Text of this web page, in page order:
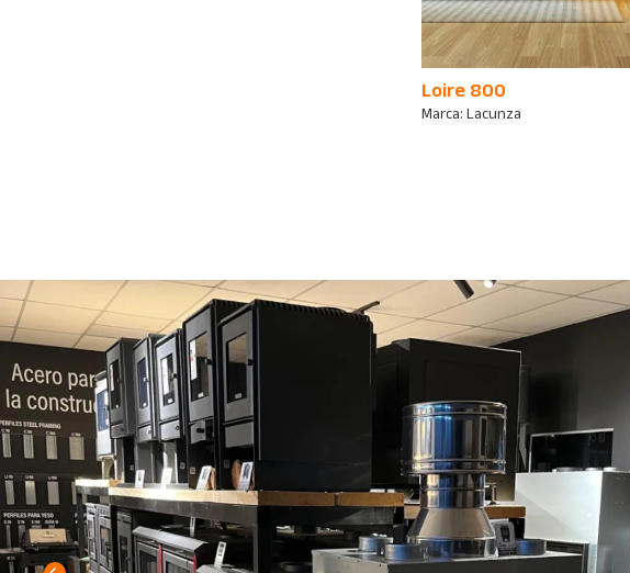
Loire 800
Marca: Lacunza